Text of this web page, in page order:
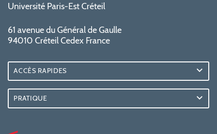
Université Paris-Est Créteil
61 avenue du Général de Gaulle
94010 Créteil Cedex France
ACCÈS RAPIDES
PRATIQUE